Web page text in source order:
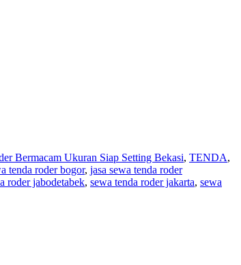
Bermacam Ukuran Siap Setting Bekasi, TENDA,
tenda roder bogor, jasa sewa tenda roder
roder jabodetabek, sewa tenda roder jakarta, sewa